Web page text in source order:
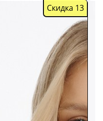
Скидка 13